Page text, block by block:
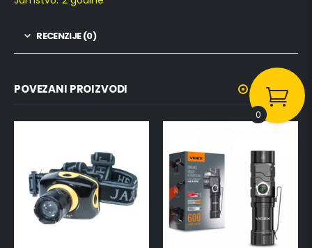
RECENZIJE (0)
POVEZANI PROIZVODI
0